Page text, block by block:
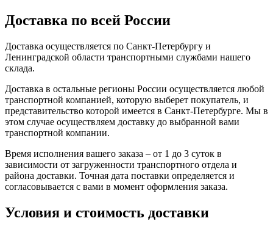
Доставка по всей России
Доставка осуществляется по Санкт-Петербургу и
Ленинградской области транспортными службами нашего
склада.
Доставка в остальные регионы России осуществляется любой
транспортной компанией, которую выберет покупатель, и
представительство которой имеется в Санкт-Петербурге. Мы в
этом случае осуществляем доставку до выбранной вами
транспортной компании.
Время исполнения вашего заказа – от 1 до 3 суток в
зависимости от загруженности транспортного отдела и
района доставки. Точная дата поставки определяется и
согласовывается с вами в момент оформления заказа.
Условия и стоимость доставки